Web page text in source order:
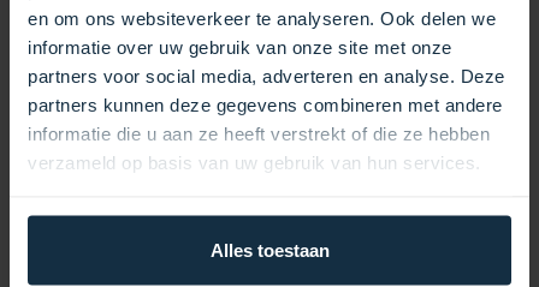
en om ons websiteverkeer te analyseren. Ook delen we
informatie over uw gebruik van onze site met onze
partners voor social media, adverteren en analyse. Deze
partners kunnen deze gegevens combineren met andere
informatie die u aan ze heeft verstrekt of die ze hebben
verzameld op basis van uw gebruik van hun services.
Alles toestaan
Filter, der durch verschiedene Filtertypen ersetzt
werden kann, darunter Darlly 60402, Unicel 6CH-
941, Topology 6TP-942, Pleatco PWW100-ST
und Filbur FC-0361. Dies macht es zur idealen
Wahl für Spa-Besitzer, die nach einer
zuverlässigen und effizienten Filterlösung suchen.
Ein ordnungsgemäß funktionierender Filter ist für
die Entfernung von Verunreinigungen wie